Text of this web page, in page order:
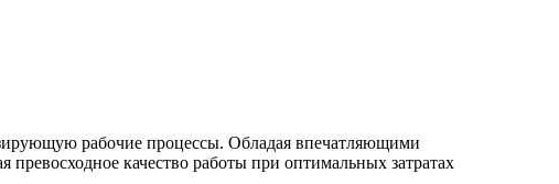
рабочие процессы. Обладая впечатляющими
качество работы при оптимальных затратах